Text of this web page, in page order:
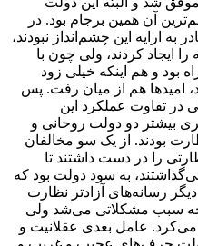
آن همین برجام بود. در
ارایه این چشم‌انداز نبودند،
ایجاد کردند، ولی چون با
بود و هم اینکه خیلی زود
امیدها هم از میان رفت. پس
در تفاوت عملکرد این
بیشتر دو دولت روحانی و
بودند. از یک سو مخالفان
را در دست داشتند تا
به سود دولت بود که
رسانه‌های آزادتر نظارت
سبب مشکلاتی می‌شد ولی
عامل بعدی عقلانیت و